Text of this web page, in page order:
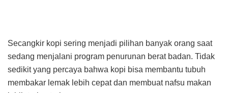
Secangkir kopi sering menjadi pilihan banyak orang saat
sedang menjalani program penurunan berat badan. Tidak
sedikit yang percaya bahwa kopi bisa membantu tubuh
membakar lemak lebih cepat dan membuat nafsu makan